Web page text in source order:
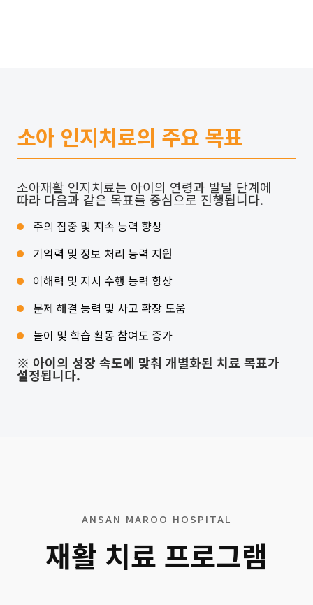
소아 인지치료의 주요 목표
소아재활 인지치료는 아이의 연령과 발달 단계에
따라 다음과 같은 목표를 중심으로 진행됩니다.
주의 집중 및 지속 능력 향상
기억력 및 정보 처리 능력 지원
이해력 및 지시 수행 능력 향상
문제 해결 능력 및 사고 확장 도움
놀이 및 학습 활동 참여도 증가
※ 아이의 성장 속도에 맞춰 개별화된 치료 목표가
설정됩니다.
ANSAN MAROO HOSPITAL
재활 치료 프로그램